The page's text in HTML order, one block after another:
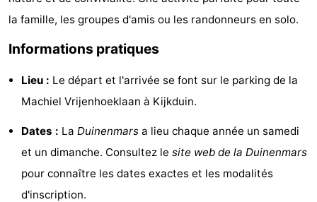
aan
Zee
Noordhollands
duinreservaat
-
Wijk
aan
-
Nature
Kennermerland
-
Haarlem
Zandvoort
Hollande-
la famille, les groupes d'amis ou les randonneurs en solo.
Informations pratiques
Lieu : Le départ et l'arrivée se font sur le parking de la
Machiel Vrijenhoeklaan à Kijkduin.
Dates : La Duinenmars a lieu chaque année un samedi
et un dimanche. Consultez le site web de la Duinenmars
pour connaître les dates exactes et les modalités
d'inscription.